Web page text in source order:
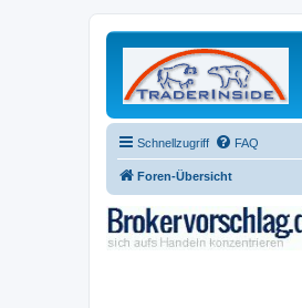
Schnellzugriff FAQ
Foren-Übersicht